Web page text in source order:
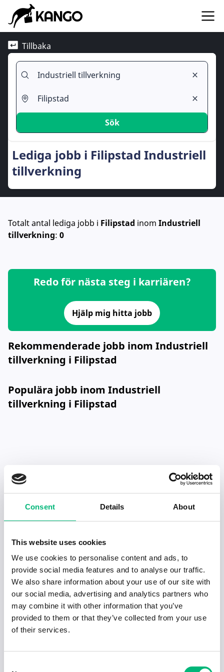
Consent Details About
This website uses cookies
We use cookies to personalise content and ads, to
provide social media features and to analyse our traffic.
We also share information about your use of our site with
our social media, advertising and analytics partners who
may combine it with other information that you’ve
provided to them or that they’ve collected from your use
of their services.
Tillbaka
Sök
Lediga jobb i Filipstad Industriell
tillverkning
Totalt antal lediga jobb i Filipstad inom Industriell
tillverkning: 0
Redo för nästa steg i karriären?
Hjälp mig hitta jobb
Rekommenderade jobb inom Industriell
tillverkning i Filipstad
Populära jobb inom Industriell
tillverkning i Filipstad
Senaste publiceringarna i Jobbnytt
Visa fler artiklar